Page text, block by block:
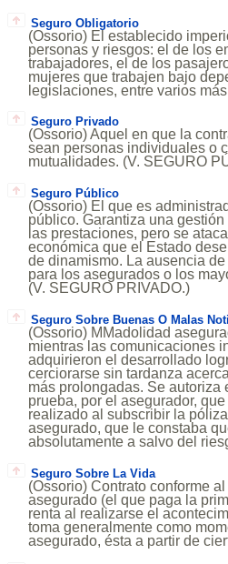
Seguro Obligatorio
(Ossorio) El establecido
personas y riesgos: el de los
trabajadores, el de los
mujeres que trabajen bajo
legislaciones, entre varios
Seguro Privado
(Ossorio) Aquel en que la
sean personas individuales o
mutualidades. (V. SEGURO
Seguro Público
(Ossorio) El que es
público. Garantiza una
las prestaciones, pero se
económica que el Estado
de dinamismo. La ausencia
para los asegurados o los
(V. SEGURO PRIVADO.)
Seguro Sobre Buenas O Malas
(Ossorio) MMadolidad
mientras las comunicaciones
adquirieron el desarrollado
cerciorarse sin tardanza
más prolongadas. Se
prueba, por el asegurador,
realizado al subscribir la
asegurado, que le constaba
absolutamente a salvo del
Seguro Sobre La Vida
(Ossorio) Contrato conforme
asegurado (el que paga la
renta al realizarse el
toma generalmente como
asegurado, ésta a partir de